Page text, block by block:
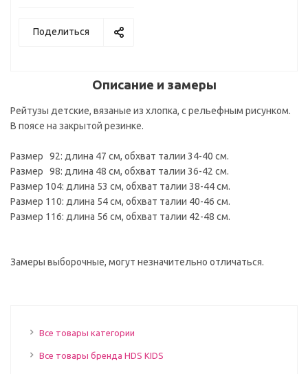
Поделиться
Описание и замеры
Рейтузы детские, вязаные из хлопка, с рельефным рисунком.
В поясе на закрытой резинке.
Размер 92: длина 47 см, обхват талии 34-40 см.
Размер 98: длина 48 см, обхват талии 36-42 см.
Размер 104: длина 53 см, обхват талии 38-44 см.
Размер 110: длина 54 см, обхват талии 40-46 см.
Размер 116: длина 56 см, обхват талии 42-48 см.
Замеры выборочные, могут незначительно отличаться.
Все товары категории
Все товары бренда HDS KIDS